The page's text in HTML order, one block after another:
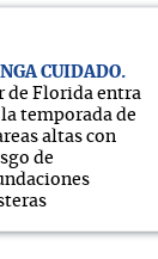
CUIDADO
de Florida entra
temporada de
altas con
de